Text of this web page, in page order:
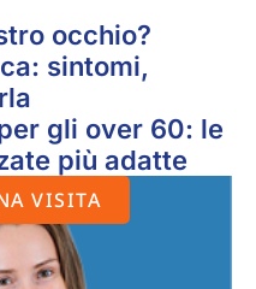
occhio?
sintomi,
gli over 60: le
più adatte
VISITA